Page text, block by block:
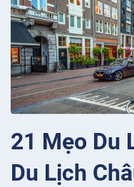
21 Mẹo Du
Du Lịch